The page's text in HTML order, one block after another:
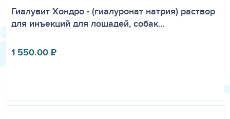
Гиалувит Хондро - (гиалуронат натрия) раствор
для инъекций для лошадей, собак…
1 550.00₽